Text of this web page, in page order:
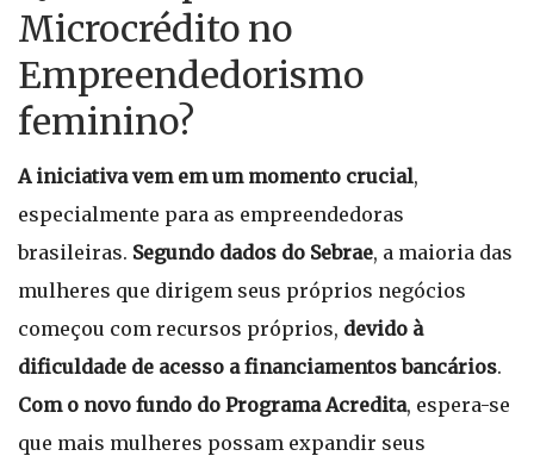
Microcrédito no
Empreendedorismo
feminino?
A iniciativa vem em um momento crucial,
especialmente para as empreendedoras
brasileiras. Segundo dados do Sebrae, a maioria das
mulheres que dirigem seus próprios negócios
começou com recursos próprios, devido à
dificuldade de acesso a financiamentos bancários.
Com o novo fundo do Programa Acredita, espera-se
que mais mulheres possam expandir seus